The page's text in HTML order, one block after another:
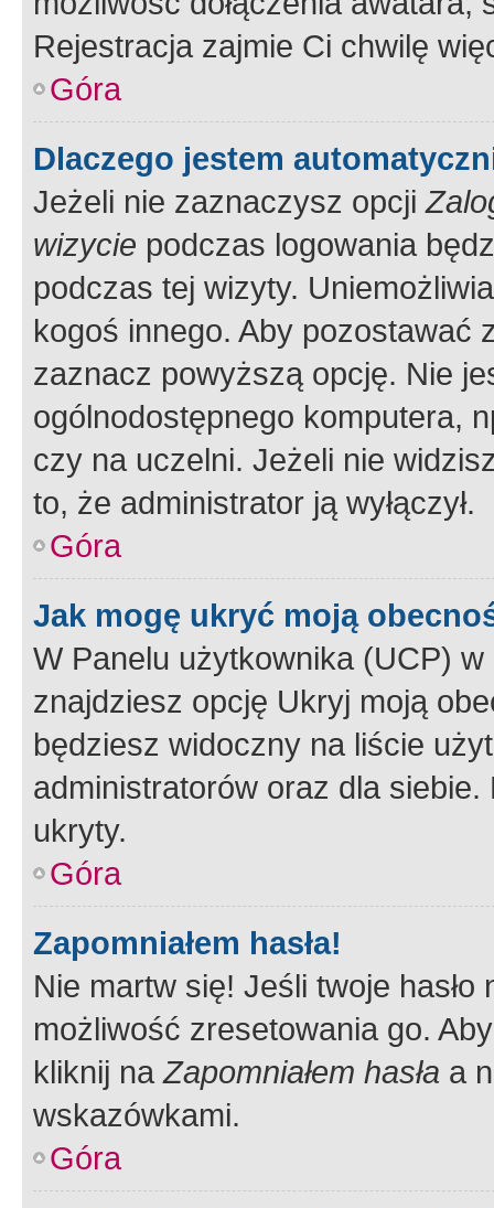
Rejestracja zajmie Ci chwilę
Góra
Dlaczego jestem
Jeżeli nie zaznaczysz opcji
wizycie podczas logowania
podczas tej wizyty.
kogoś innego. Aby pozostawać
zaznacz powyższą opcję. Nie
ogólnodostępnego komputera,
czy na uczelni. Jeżeli nie
to, że administrator ją wyłączył.
Góra
Jak mogę ukryć moją
W Panelu użytkownika (UCP) w
znajdziesz opcję Ukryj moją
będziesz widoczny na liście
administratorów oraz dla
ukryty.
Góra
Zapomniałem hasła!
Nie martw się! Jeśli twoje
możliwość zresetowania go.
kliknij naZapomniałem hasła a
wskazówkami.
Góra